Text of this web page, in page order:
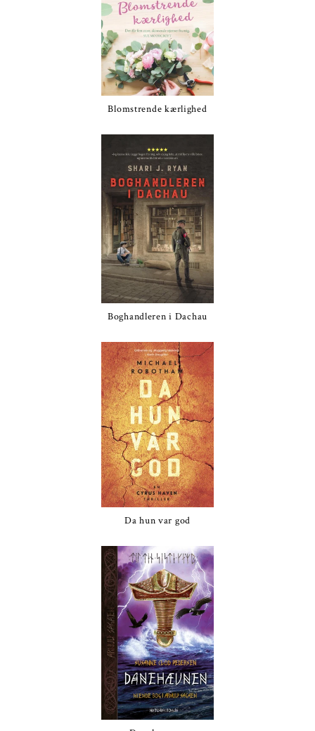
Blomstrende kærlighed
Boghandleren i Dachau
Da hun var god